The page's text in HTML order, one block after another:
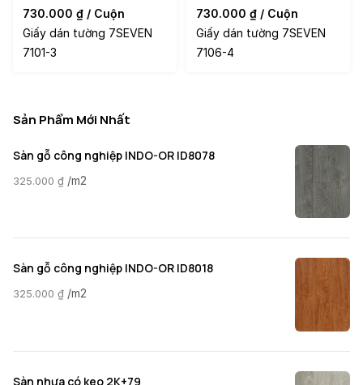
730.000 ₫ / Cuộn
Giấy dán tường 7SEVEN
7101-3
730.000 ₫ / Cuộn
Giấy dán tường 7SEVEN
7106-4
Sản Phẩm Mới Nhất
Sàn gỗ công nghiệp INDO-OR ID8078
325.000 ₫ /m2
Sàn gỗ công nghiệp INDO-OR ID8018
325.000 ₫ /m2
Sàn nhựa có keo 2K+79